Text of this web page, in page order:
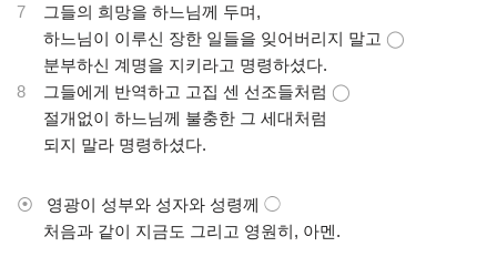
7 그들의 희망을 하느님께 두며,
하느님이 이루신 장한 일들을 잊어버리지 말고 ◯
분부하신 계명을 지키라고 명령하셨다.
8 그들에게 반역하고 고집 센 선조들처럼 ◯
절개없이 하느님께 불충한 그 세대처럼
되지 말라 명령하셨다.
⦿ 영광이 성부와 성자와 성령께 ◯
처음과 같이 지금도 그리고 영원히, 아멘.